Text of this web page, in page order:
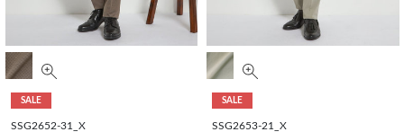
SALE
SSG2652-31_X
SALE
SSG2653-21_X